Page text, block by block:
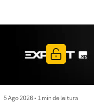
5 Ago 2026 • 1 min de leitura